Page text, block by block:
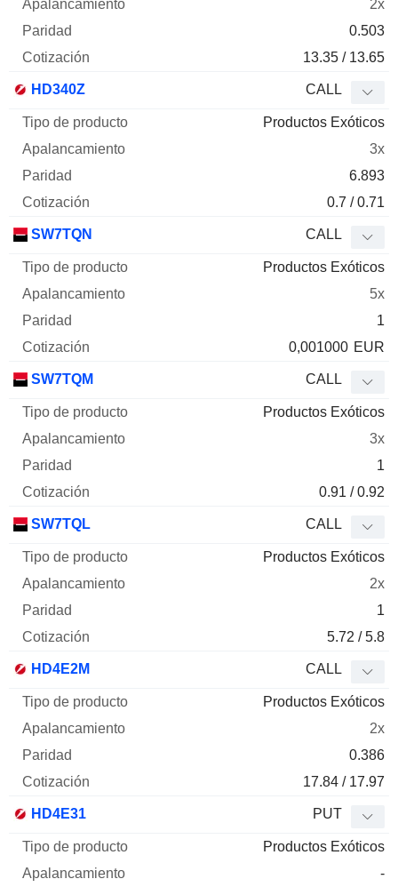
2x
0.503
13.35 / 13.65
HD340Z CALL
Productos Exóticos
3x
6.893
0.7 / 0.71
SW7TQN CALL
Productos Exóticos
5x
1
0,001000 EUR
SW7TQM CALL
Productos Exóticos
3x
1
0.91 / 0.92
SW7TQL CALL
Productos Exóticos
2x
1
5.72 / 5.8
HD4E2M CALL
Productos Exóticos
2x
0.386
17.84 / 17.97
HD4E31 PUT
Productos Exóticos
-